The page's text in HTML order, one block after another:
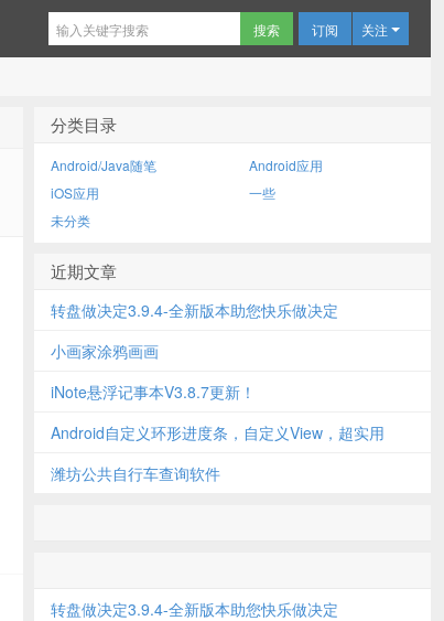
订阅 关注
分类目录
Android/Java随笔
Android应用
iOS应用
一些
未分类
近期文章
转盘做决定3.9.4-全新版本助您快乐做决定
小画家涂鸦画画
iNote悬浮记事本V3.8.7更新！
Android自定义环形进度条，自定义View，超实用
潍坊公共自行车查询软件
转盘做决定3.9.4-全新版本助您快乐做决定